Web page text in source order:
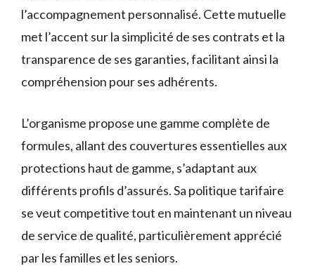
l’accompagnement personnalisé. Cette mutuelle
met l’accent sur la simplicité de ses contrats et la
transparence de ses garanties, facilitant ainsi la
compréhension pour ses adhérents.
L’organisme propose une gamme complète de
formules, allant des couvertures essentielles aux
protections haut de gamme, s’adaptant aux
différents profils d’assurés. Sa politique tarifaire
se veut competitive tout en maintenant un niveau
de service de qualité, particulièrement apprécié
par les familles et les seniors.